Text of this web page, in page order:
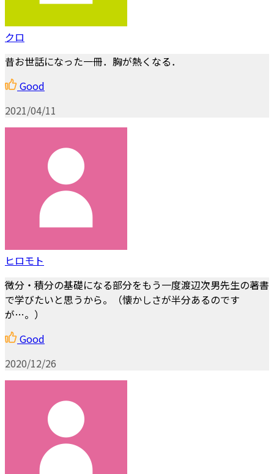
クロ
昔お世話になった一冊．胸が熱くなる．
Good
2021/04/11
ヒロモト
微分・積分の基礎になる部分をもう一度渡辺次男先生の著書
で学びたいと思うから。（懐かしさが半分あるのです
が…。）
Good
2020/12/26